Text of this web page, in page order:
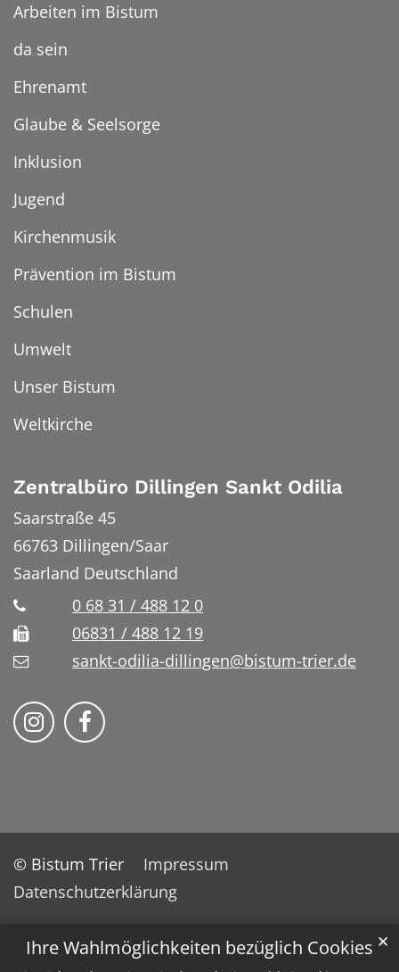
Ihre Wahlmöglichkeiten bezüglich Cookies ✕
Arbeiten im Bistum
da sein
Ehrenamt
Glaube & Seelsorge
Inklusion
Jugend
Kirchenmusik
Prävention im Bistum
Schulen
Umwelt
Unser Bistum
Weltkirche
Zentralbüro Dillingen Sankt Odilia
Saarstraße 45
66763 Dillingen/Saar
Saarland Deutschland
0 68 31 / 488 12 0
06831 / 488 12 19
sankt-odilia-dillingen@bistum-trier.de
Bistum Trier auf Instragram
Bistum Trier auf Facebook
© Bistum Trier
Impressum
Datenschutzerklärung